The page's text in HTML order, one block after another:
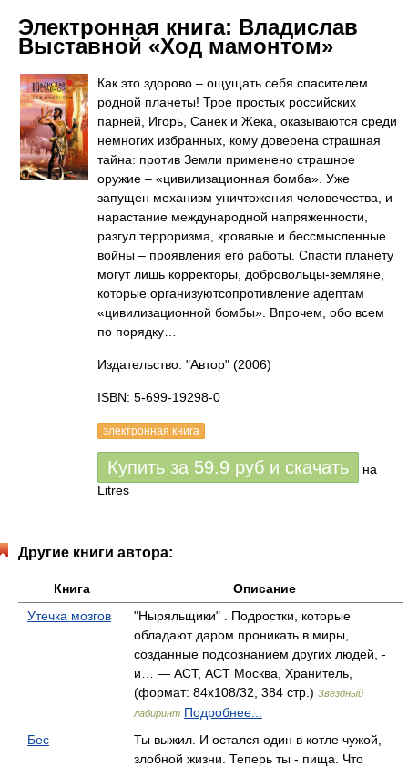
Электронная книга: Владислав
Выставной «Ход мамонтом»
Как это здорово – ощущать себя спасителем
родной планеты! Трое простых российских
парней, Игорь, Санек и Жека, оказываются среди
немногих избранных, кому доверена страшная
тайна: против Земли применено страшное
оружие – «цивилизационная бомба». Уже
запущен механизм уничтожения человечества, и
нарастание международной напряженности,
разгул терроризма, кровавые и бессмысленные
войны – проявления его работы. Спасти планету
могут лишь корректоры, добровольцы-земляне,
которые организуютсопротивление адептам
«цивилизационной бомбы». Впрочем, обо всем
по порядку…
Издательство: "Автор" (2006)
ISBN: 5-699-19298-0
электронная книга
Купить за 59.9 руб и скачать
на
Litres
Другие книги автора:
Книга
Описание
Утечка мозгов
"Ныряльщики" . Подростки, которые
обладают даром проникать в миры,
созданные подсознанием других людей, -
и… — АСТ, АСТ Москва, Хранитель,
(формат: 84x108/32, 384 стр.) Звездный
лабиринт Подробнее...
Бес
Ты выжил. И остался один в котле чужой,
злобной жизни. Теперь ты - пища. Что